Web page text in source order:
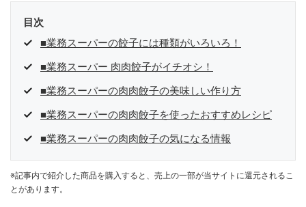
目次
■業務スーパーの餃子には種類がいろいろ！
■業務スーパー 肉肉餃子がイチオシ！
■業務スーパーの肉肉餃子の美味しい作り方
■業務スーパーの肉肉餃子を使ったおすすめレシピ
■業務スーパーの肉肉餃子の気になる情報
※記事内で紹介した商品を購入すると、売上の一部が当サイトに還元されるこ
とがあります。